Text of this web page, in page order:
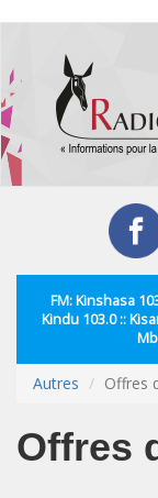
contenu
principal
FM: Kinshasa
Kindu 103.0 ::
Autres Offres
Offres